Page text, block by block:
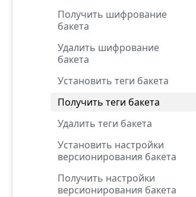
Получить шифрование
бакета
Удалить шифрование
бакета
Установить теги бакета
Получить теги бакета
Удалить теги бакета
Установить настройки
версионирования бакета
Получить настройки
версионирования бакета